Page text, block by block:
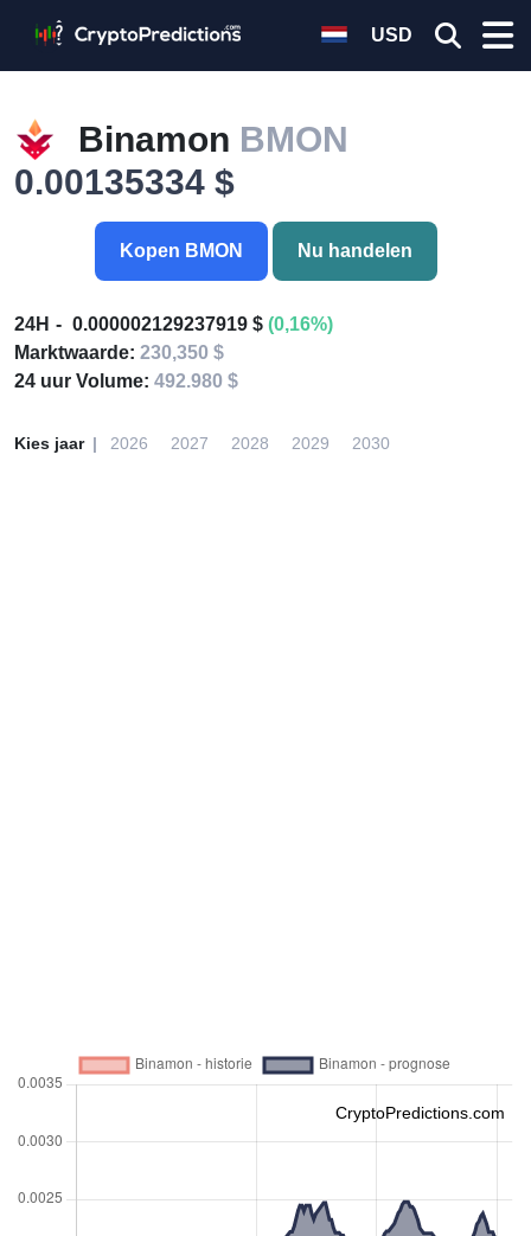
USD
Binamon BMON
0.00135334 $
Kopen BMON Nu handelen
24H 0.000002129237919 $ (0,16%)
Marktwaarde: 230,350 $
24 uur Volume: 492.980 $
Kies jaar 2026 2027 2028 2029 2030
CryptoPredictions.com